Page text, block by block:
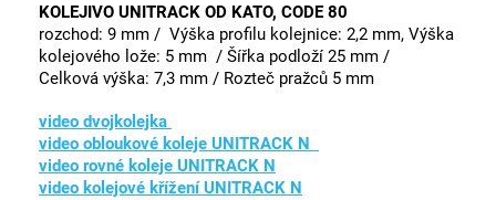
KOLEJIVO UNITRACK OD KATO, CODE 80
rozchod: 9 mm / Výška profilu kolejnice: 2,2 mm, Výška
kolejového lože: 5 mm / Šířka podloží 25 mm /
Celková výška: 7,3 mm / Rozteč pražců 5 mm
video dvojkolejka
video obloukové koleje UNITRACK N
video rovné koleje UNITRACK N
video kolejové křížení UNITRACK N